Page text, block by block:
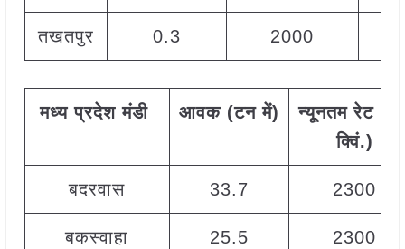
तखतपुर 0.3 2000
मध्य प्रदेश मंडी आवक (टन में) न्यूनतम रेट
क्विं.)
बदरवास 33.7 2300
बकस्वाहा 25.5 2300